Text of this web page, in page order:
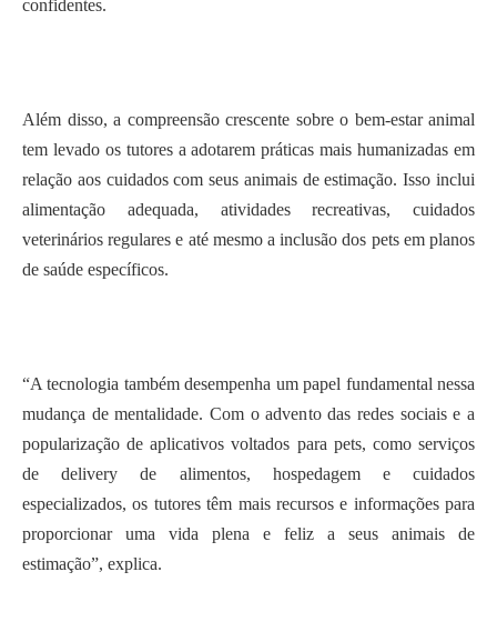
confidentes.
Além disso, a compreensão crescente sobre o bem-estar animal
tem levado os tutores a adotarem práticas mais humanizadas em
relação aos cuidados com seus animais de estimação. Isso inclui
alimentação adequada, atividades recreativas, cuidados
veterinários regulares e até mesmo a inclusão dos pets em planos
de saúde específicos.
“A tecnologia também desempenha um papel fundamental nessa
mudança de mentalidade. Com o advento das redes sociais e a
popularização de aplicativos voltados para pets, como serviços
de delivery de alimentos, hospedagem e cuidados
especializados, os tutores têm mais recursos e informações para
proporcionar uma vida plena e feliz a seus animais de
estimação”, explica.